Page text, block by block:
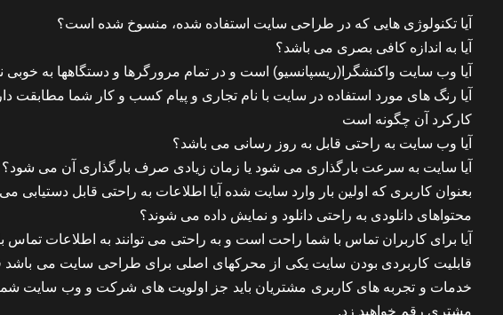
آیا تکنولوژی هایی که در طراحی سایت استفاده شده، منسوخ شده است؟
آیا به اندازه کافی بصری می باشد؟
آیا وب سایت واکنشگرا(ریسپانسیو) است و در تمام مرورگرها و دستگاهها به
آیا رنگ های مورد استفاده در سایت با نام تجاری و پیام کسب و کار شما مطابقت
کارکرد آن چگونه است
آیا وب سایت به راحتی قابل به روز رسانی می باشد؟
آیا سایت به سرعت بارگذاری می شود یا زمان زیادی صرف بارگذاری آن می شود؟
بعنوان کاربری که اولین بار وارد سایت شده آیا اطلاعات به راحتی قابل دستیابی
محتواهای دانلودی به راحتی دانلود و نمایش داده می شوند؟
آیا برای کاربران تماس با شما راحت است و به راحتی می توانند به اطلاعات تماس
خدمات و تجربه های کاربری مشتریان باید جز اولویت های شرکت و وب سایت
مشتری رقم خواهید زد.